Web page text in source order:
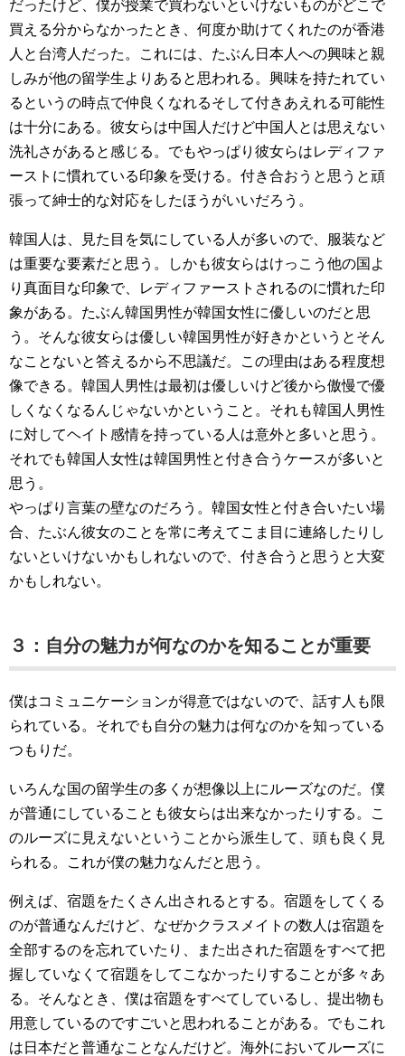
だったけど、僕が授業で買わないといけないものがどこで
買える分からなかったとき、何度か助けてくれたのが香港
人と台湾人だった。これには、たぶん日本人への興味と親
しみが他の留学生よりあると思われる。興味を持たれてい
るというの時点で仲良くなれるそして付きあえれる可能性
は十分にある。彼女らは中国人だけど中国人とは思えない
洗礼さがあると感じる。でもやっぱり彼女らはレディファ
ーストに慣れている印象を受ける。付き合おうと思うと頑
張って紳士的な対応をしたほうがいいだろう。
韓国人は、見た目を気にしている人が多いので、服装など
は重要な要素だと思う。しかも彼女らはけっこう他の国よ
り真面目な印象で、レディファーストされるのに慣れた印
象がある。たぶん韓国男性が韓国女性に優しいのだと思
う。そんな彼女らは優しい韓国男性が好きかというとそん
なことないと答えるから不思議だ。この理由はある程度想
像できる。韓国人男性は最初は優しいけど後から傲慢で優
しくなくなるんじゃないかということ。それも韓国人男性
に対してヘイト感情を持っている人は意外と多いと思う。
それでも韓国人女性は韓国男性と付き合うケースが多いと
思う。
やっぱり言葉の壁なのだろう。韓国女性と付き合いたい場
合、たぶん彼女のことを常に考えてこま目に連絡したりし
ないといけないかもしれないので、付き合うと思うと大変
かもしれない。
３：自分の魅力が何なのかを知ることが重要
僕はコミュニケーションが得意ではないので、話す人も限
られている。それでも自分の魅力は何なのかを知っている
つもりだ。
いろんな国の留学生の多くが想像以上にルーズなのだ。僕
が普通にしていることも彼女らは出来なかったりする。こ
のルーズに見えないということから派生して、頭も良く見
られる。これが僕の魅力なんだと思う。
例えば、宿題をたくさん出されるとする。宿題をしてくる
のが普通なんだけど、なぜかクラスメイトの数人は宿題を
全部するのを忘れていたり、また出された宿題をすべて把
握していなくて宿題をしてこなかったりすることが多々あ
る。そんなとき、僕は宿題をすべてしているし、提出物も
用意しているのですごいと思われることがある。でもこれ
は日本だと普通なことなんだけど。海外においてルーズに